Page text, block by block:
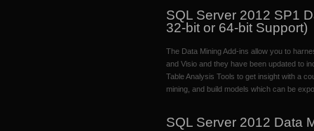
SQL Server 2012 SP1
32-bit or 64-bit Support)
The Data Mining Add-ins allow you to
and Visio and they have been updated to
Table Analysis Tools to get insight with a
mining, and build models which can be
SQL Server 2012 Data